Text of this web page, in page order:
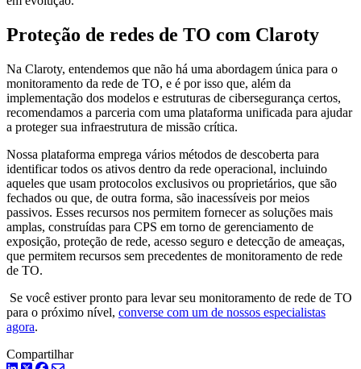
Proteção de redes de TO com Claroty
Na Claroty, entendemos que não há uma abordagem única para o
monitoramento da rede de TO, e é por isso que, além da
implementação dos modelos e estruturas de cibersegurança certos,
recomendamos a parceria com uma plataforma unificada para ajudar
a proteger sua infraestrutura de missão crítica.
Nossa plataforma emprega vários métodos de descoberta para
identificar todos os ativos dentro da rede operacional, incluindo
aqueles que usam protocolos exclusivos ou proprietários, que são
fechados ou que, de outra forma, são inacessíveis por meios
passivos. Esses recursos nos permitem fornecer as soluções mais
amplas, construídas para CPS em torno de gerenciamento de
exposição, proteção de rede, acesso seguro e detecção de ameaças,
que permitem recursos sem precedentes de monitoramento de rede
de TO.
Se você estiver pronto para levar seu monitoramento de rede de TO
para o próximo nível, converse com um de nossos especialistas
agora.
Compartilhar